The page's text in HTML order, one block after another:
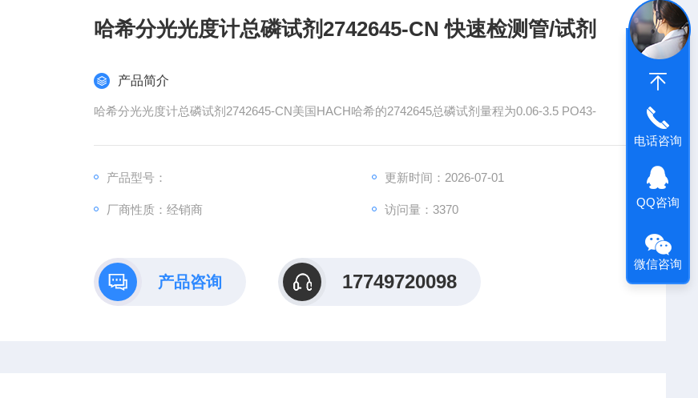
哈希分光光度计总磷试剂2742645-CN 快速检测管/试剂
产品简介
哈希分光光度计总磷试剂2742645-CN美国HACH哈希的2742645总磷试剂量程为0.06-3.5 PO43-
产品型号： 更新时间：2026-07-01
厂商性质：经销商 访问量：3370
产品咨询 17749720098
电话咨询
QQ咨询
微信咨询